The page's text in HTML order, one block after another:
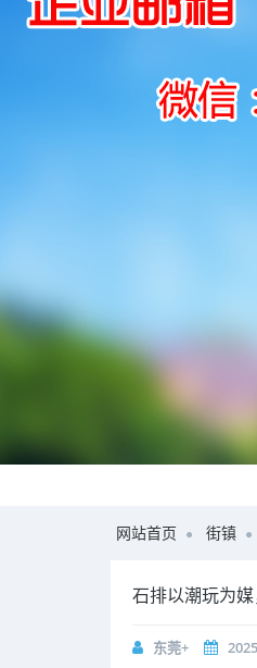
网站首页 街镇
石排以潮玩为
东莞+